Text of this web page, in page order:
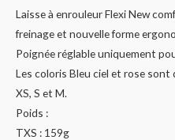
Laisse à enrouleur Flexi New
freinage et nouvelle forme
Poignée réglable uniquement
Les coloris Bleu ciel et rose
XS, S et M.
Poids :
TXS : 159g